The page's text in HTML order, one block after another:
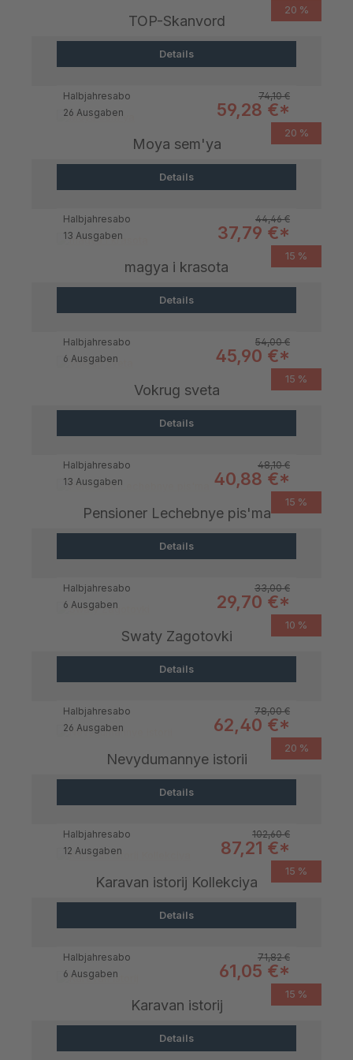
20 %
TOP-Skanvord
Details
20 %
Halbjahresabo Regulärer Preis:
74,10 €
26 Ausgaben
Verkaufspreis:
59,28 €*
Moya sem'ya
Details
15 %
Halbjahresabo Regulärer Preis:
44,46 €
13 Ausgaben
Verkaufspreis:
37,79 €*
magya i krasota
Details
15 %
Halbjahresabo Regulärer Preis:
54,00 €
6 Ausgaben
Verkaufspreis:
45,90 €*
Vokrug sveta
Details
15 %
Halbjahresabo Regulärer Preis:
48,10 €
13 Ausgaben
Verkaufspreis:
40,88 €*
Pensioner Lechebnye pis'ma
Details
10 %
Halbjahresabo Regulärer Preis:
33,00 €
6 Ausgaben
Verkaufspreis:
29,70 €*
Swaty Zagotovki
Details
20 %
Halbjahresabo Regulärer Preis:
78,00 €
26 Ausgaben
Verkaufspreis:
62,40 €*
Nevydumannye istorii
Details
15 %
Halbjahresabo Regulärer Preis:
102,60 €
12 Ausgaben
Verkaufspreis:
87,21 €*
Karavan istorij Kollekciya
Details
15 %
Halbjahresabo Regulärer Preis:
71,82 €
6 Ausgaben
Verkaufspreis:
61,05 €*
Karavan istorij
Details